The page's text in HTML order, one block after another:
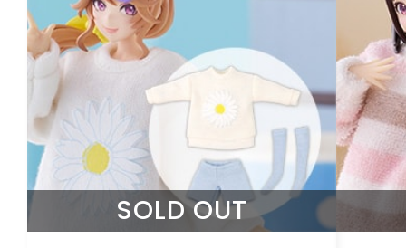
SOLD OUT